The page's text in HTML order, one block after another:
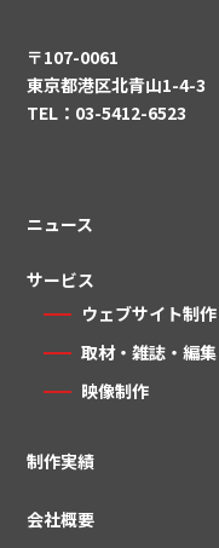
〒107-0061
東京都港区北青山1-4-3
TEL：03-5412-6523
ニュース
サービス
ウェブサイト制作
取材・雑誌・編集
映像制作
制作実績
会社概要